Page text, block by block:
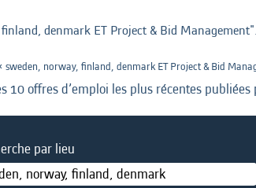
denmark ET Project & Bid Management".
sweden, norway, finland, denmark ET Project & Bid
offres d’emploi les plus récentes publiées
par lieu